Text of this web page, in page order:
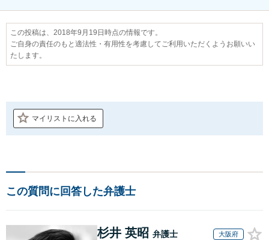
この投稿は、2018年9月19日時点の情報です。
ご自身の責任のもと適法性・有用性を考慮してご利用いただくようお願いい
たします。
マイリストに入れる
この質問に回答した弁護士
杉井 英昭 弁護士 大阪府